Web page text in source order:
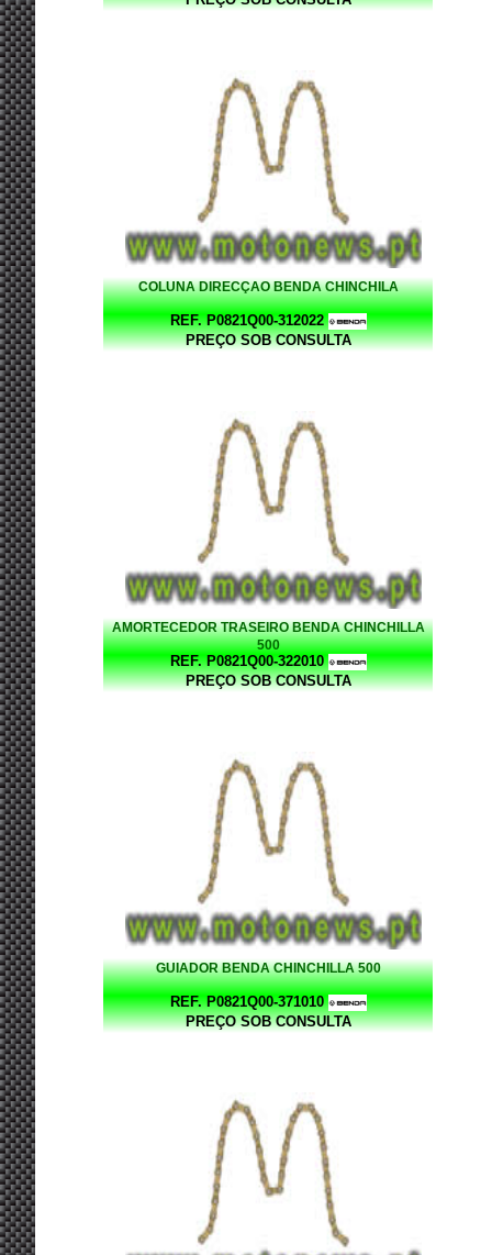
COLUNA DIRECÇAO BENDA CHINCHILA
REF. P0821Q00-312022
PREÇO SOB CONSULTA
AMORTECEDOR TRASEIRO BENDA CHINCHILLA
500
REF. P0821Q00-322010
PREÇO SOB CONSULTA
GUIADOR BENDA CHINCHILLA 500
REF. P0821Q00-371010
PREÇO SOB CONSULTA